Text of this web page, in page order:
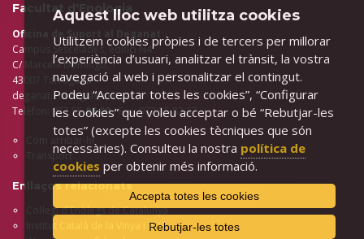
Facultat d'Enologia
Oficina de Suport al Deganat
Campus Sescelades, edifici N4
C/ Marcel·lí Domingo, 1
43007 Tarragona
deganat.enologia@urv.cat
Telèfon: 977 5586 00/ Fax: 977 55 82 37
Com arribar-hi
Transport
Enllaços relacionats
Col·legi d'Enòlegs de Catalunya
Institut Català de la Vinya i el Vi
Aquest lloc web utilitza cookies
Utilitzem cookies pròpies i de tercers per millorar
l’experiència d’usuari, analitzar el trànsit, la vostra
navegació al web i personalitzar el contingut.
Podeu “Acceptar totes les cookies”, “Configurar
les cookies” que voleu acceptar o bé “Rebutjar-les
totes” (excepte les cookies tècniques que són
necessàries). Consulteu la nostra política de
cookies per obtenir més informació.
Accepta totes les cookies
Rebutjar-les totes